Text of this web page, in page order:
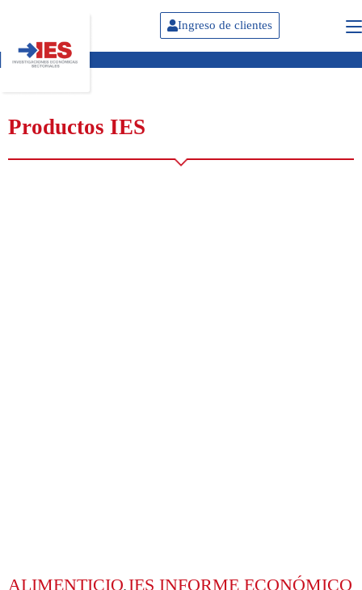
Ingreso de clientes
Productos IES
ALIMENTICIO, IES INFORME ECONÓMICO